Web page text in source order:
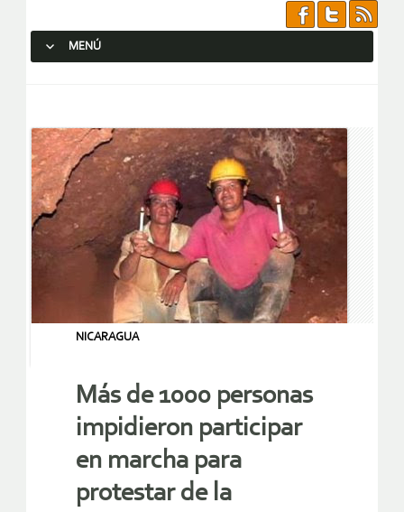
MENÚ
NICARAGUA
Más de 1000 personas
impidieron participar
en marcha para
protestar de la